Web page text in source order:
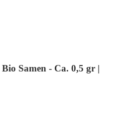
Samen - Ca. 0,5 gr |